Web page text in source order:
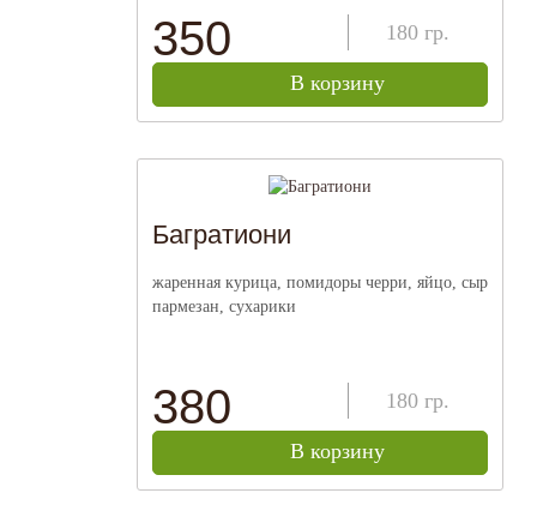
350 180 гр.
В корзину
Багратиони
жаренная курица, помидоры черри, яйцо, сыр
пармезан, сухарики
380 180 гр.
В корзину